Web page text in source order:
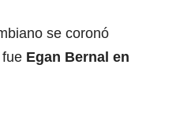
se coronó
Egan Bernal en